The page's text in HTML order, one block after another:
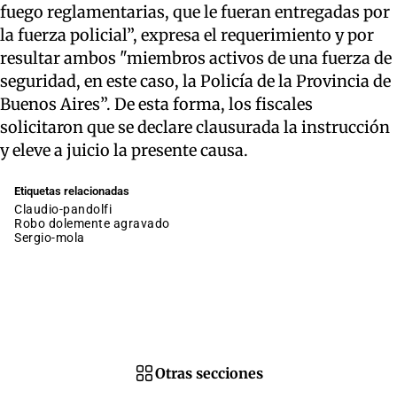
fuego reglamentarias, que le fueran entregadas por
la fuerza policial”, expresa el requerimiento y por
resultar ambos "miembros activos de una fuerza de
seguridad, en este caso, la Policía de la Provincia de
Buenos Aires”. De esta forma, los fiscales
solicitaron que se declare clausurada la instrucción
y eleve a juicio la presente causa.
Etiquetas relacionadas
claudio-pandolfi
robo dolemente agravado
sergio-mola
Otras secciones